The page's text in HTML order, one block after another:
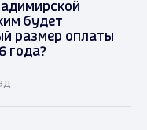
будет
размер оплаты
года?